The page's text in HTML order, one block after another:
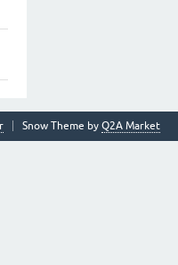
Snow Theme by Q2A Market